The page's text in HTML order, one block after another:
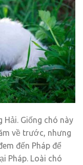
Giống chó này
về trước, nhưng
đến Pháp để
Pháp. Loài chó